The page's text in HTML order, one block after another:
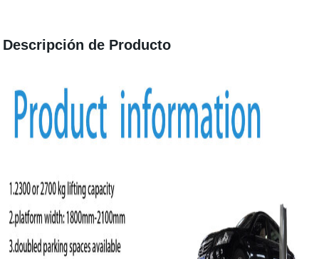
Descripción de Producto